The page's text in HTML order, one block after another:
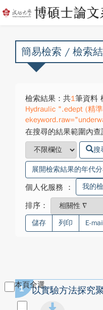
簡易檢索 / 檢索
檢索結果：共1筆資料
Hydraulic ".edept (精
在搜尋的結果範圍內查
搜
展開檢索結果的年代
個人化服務 ： 我的
排序：
儲存 列印 E-
本頁全選
1 以實驗方法探究